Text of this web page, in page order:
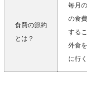
食費の節約
とは？
毎月
の食
する
外食
に行